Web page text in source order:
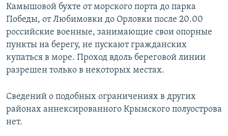
Камышовой бухте от морского порта до парка
Победы, от Любимовки до Орловки после 20.00
российские военные, занимающие свои опорные
пункты на берегу, не пускают гражданских
купаться в море. Проход вдоль береговой линии
разрешен только в некоторых местах.
Сведений о подобных ограничениях в других
районах аннексированного Крымского полуострова
нет.